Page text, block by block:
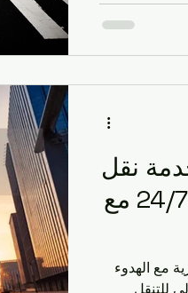
في
تاكسي
وآمنة داخل منطقة
نقل
سريعة وموثوقة في الكويت 24/7 مع
مع الهدوء